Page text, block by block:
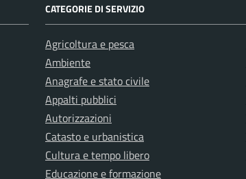
CATEGORIE DI SERVIZIO
Agricoltura e pesca
Ambiente
Anagrafe e stato civile
Appalti pubblici
Autorizzazioni
Catasto e urbanistica
Cultura e tempo libero
Educazione e formazione